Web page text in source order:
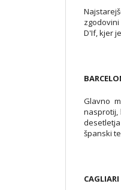
D'If, kjer
Glavno
nasprotij,
španski